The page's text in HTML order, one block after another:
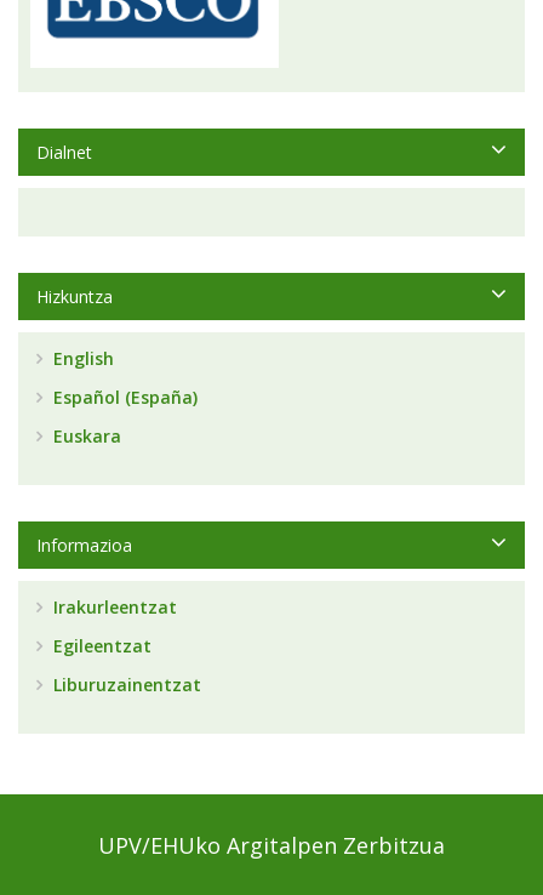
Dialnet
Hizkuntza
English
Español (España)
Euskara
Informazioa
Irakurleentzat
Egileentzat
Liburuzainentzat
UPV/EHUko Argitalpen Zerbitzua